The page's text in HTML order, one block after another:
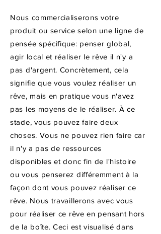
Nous commercialiserons votre
produit ou service selon une ligne de
pensée spécifique: penser global,
agir local et réaliser le rêve il n'y a
pas d'argent. Concrètement, cela
signifie que vous voulez réaliser un
rêve, mais en pratique vous n'avez
pas les moyens de le réaliser. À ce
stade, vous pouvez faire deux
choses. Vous ne pouvez rien faire car
il n'y a pas de ressources
disponibles et donc fin de l'histoire
ou vous penserez différemment à la
façon dont vous pouvez réaliser ce
rêve. Nous travaillerons avec vous
pour réaliser ce rêve en pensant hors
de la boîte. Ceci est visualisé dans